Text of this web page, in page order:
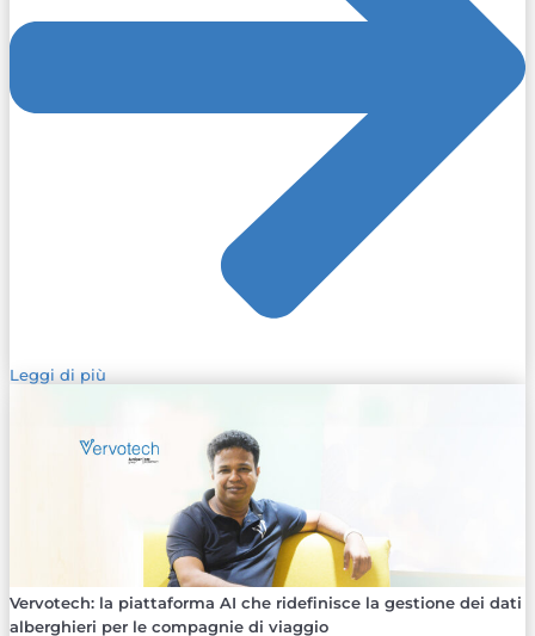
Leggi di più
Vervotech: la piattaforma AI che ridefinisce la gestione dei dati
alberghieri per le compagnie di viaggio